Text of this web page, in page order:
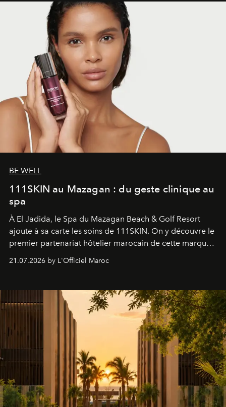
BE WELL
111SKIN au Mazagan : du geste clinique au
spa
À El Jadida, le Spa du Mazagan Beach & Golf Resort
ajoute à sa carte les soins de 111SKIN. On y découvre le
premier partenariat hôtelier marocain de cette marque
britannique, née dans un cabinet de chirurgie plastique
londonien et construite depuis autour d'un actif breveté,
21.07.2026 by L'Officiel Maroc